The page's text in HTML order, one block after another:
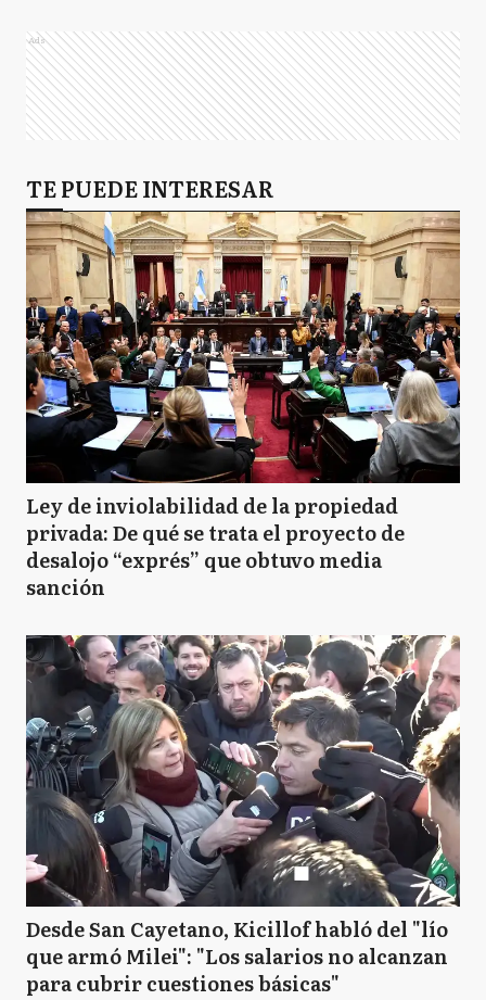
Ads
TE PUEDE INTERESAR
Ley de inviolabilidad de la propiedad
privada: De qué se trata el proyecto de
desalojo “exprés” que obtuvo media
sanción
Desde San Cayetano, Kicillof habló del "lío
que armó Milei": "Los salarios no alcanzan
para cubrir cuestiones básicas"